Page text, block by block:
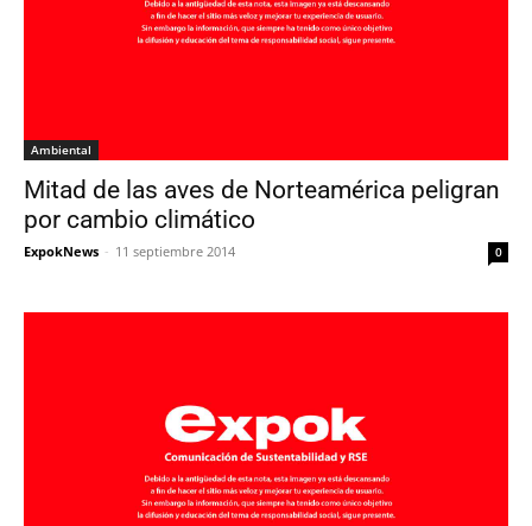
Ambiental
Mitad de las aves de Norteamérica peligran
por cambio climático
ExpokNews - 11 septiembre 2014 0